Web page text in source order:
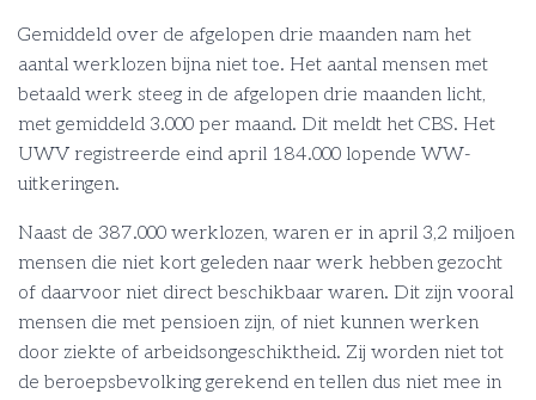
Gemiddeld over de afgelopen drie maanden nam het
aantal werklozen bijna niet toe. Het aantal mensen met
betaald werk steeg in de afgelopen drie maanden licht,
met gemiddeld 3.000 per maand. Dit meldt het CBS. Het
UWV registreerde eind april 184.000 lopende WW-
uitkeringen.
Naast de 387.000 werklozen, waren er in april 3,2 miljoen
mensen die niet kort geleden naar werk hebben gezocht
of daarvoor niet direct beschikbaar waren. Dit zijn vooral
mensen die met pensioen zijn, of niet kunnen werken
door ziekte of arbeidsongeschiktheid. Zij worden niet tot
de beroepsbevolking gerekend en tellen dus niet mee in